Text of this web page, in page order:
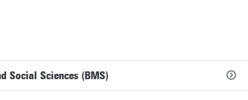
Social Sciences (BMS)